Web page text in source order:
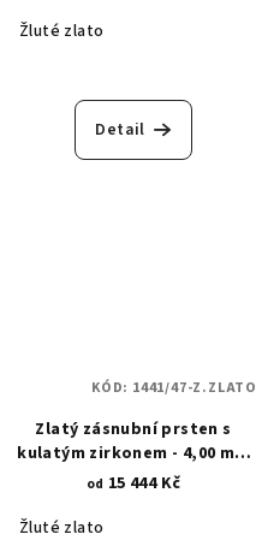
Žluté zlato
Detail
Zlatý zásnubní prsten s
kulatým zirkonem - 4,00 mm
1441
od 15 444 Kč
Žluté zlato
KÓD: 1441/47-Z.ZLATO